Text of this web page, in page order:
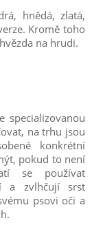
hnědá, zlatá,
Kromě toho
na hrudi.
specializovanou
na trhu jsou
konkrétní
pokud to není
se používat
a zvlhčují srst
psovi oči a